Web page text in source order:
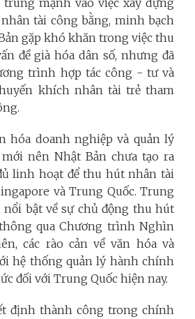
tài công bằng, minh bạch
gặp khó khăn trong việc thu
đề già hóa dân số, nhưng đã
trình hợp tác công - tư và
khích nhân tài trẻ tham
hóa doanh nghiệp và quản lý
nên Nhật Bản chưa tạo ra
linh hoạt để thu hút nhân tài
và Trung Quốc. Trung
nổi bật về sự chủ động thu hút
qua Chương trình Nghìn
các rào cản về văn hóa và
hệ thống quản lý hành chính
đối với Trung Quốc hiện nay.
định thành công trong chính